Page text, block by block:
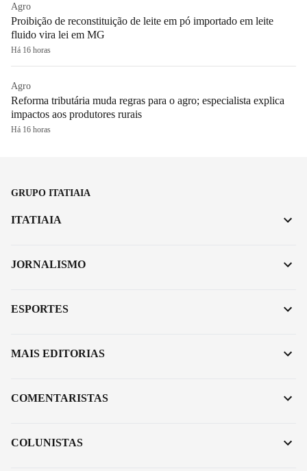
Agro
Proibição de reconstituição de leite em pó importado em leite
fluido vira lei em MG
Há 16 horas
Agro
Reforma tributária muda regras para o agro; especialista explica
impactos aos produtores rurais
Há 16 horas
GRUPO ITATIAIA
ITATIAIA
JORNALISMO
ESPORTES
MAIS EDITORIAS
COMENTARISTAS
COLUNISTAS